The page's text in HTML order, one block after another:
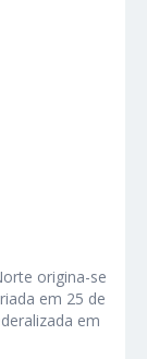
origina-se
em 25 de
em